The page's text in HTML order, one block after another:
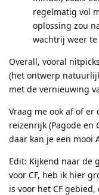
regelmatig vol
oplossing zou
wachtrij weer
Overall, vooral
(het ontwerp
met de vernieuwing
Vraag me ook af of
reizenrijk (Pagode en
daar kan je een mooi
Edit: Kijkend naar de
voor CF, heb ik hier
is voor het CF